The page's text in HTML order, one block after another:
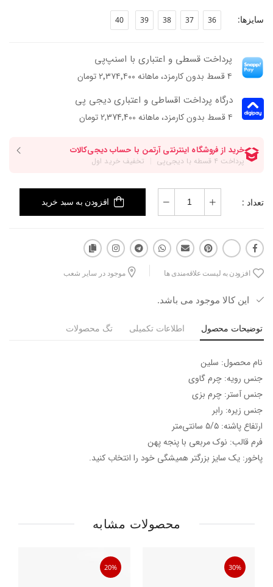
سایزها: 36
37
38
39
40
پرداخت قسطی و اعتباری با اسنپ‌پی
۴ قسط بدون کارمزد، ماهانه ۲٬۳۷۴٬۴۰۰ تومان
درگاه پرداخت اقساطی و اعتباری دیجی پی
۴ قسط بدون کارمزد، ماهانه 2,374,400 تومان
تعداد : افزودن به سبد خرید
افزودن به لیست علاقه‌مندی ها موجود در سایر شعب
این کالا موجود می باشد.
توضیحات محصول اطلاعات تکمیلی تگ محصولات
نام محصول: سلین
جنس رویه: چرم گاوی
جنس آستر: چرم بزی
جنس زیره: رابر
ارتفاع پاشنه: ۵/۵ سانتی‌متر
فرم قالب: نوک مربعی با پنجه پهن
پاخور: یک سایز بزرگتر همیشگی خود را انتخاب کنید.
محصولات مشابه
30%
20%